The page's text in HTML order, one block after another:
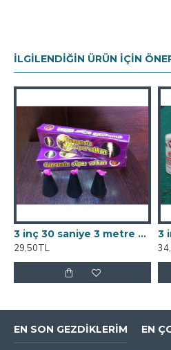
İLGILENDIĞIN ÜRÜN İÇIN
3 inç 30 saniye 3 metre dumansız süper volkan
29,50TL
EN SON GEZDIKLERIM EN